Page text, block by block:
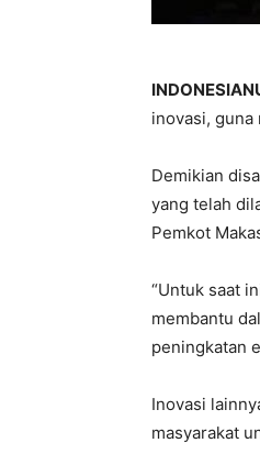
inovasi, guna
Demikian
yang telah
Pemkot
“Untuk saat
membantu
peningkatan
Inovasi
masyarakat